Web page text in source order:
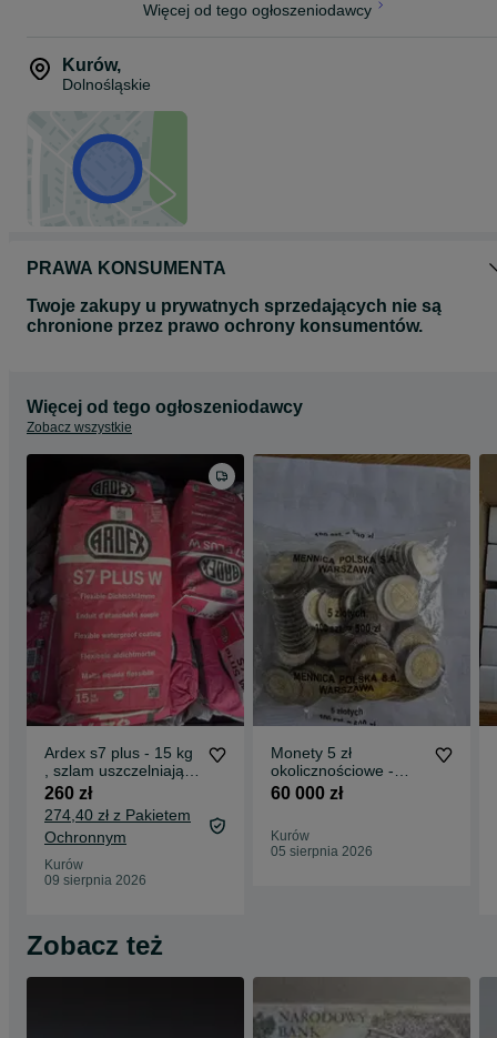
Więcej od tego ogłoszeniodawcy
Kurów,
Dolnośląskie
PRAWA KONSUMENTA
Twoje zakupy u prywatnych sprzedających nie są
chronione przez prawo ochrony konsumentów.
Więcej od tego ogłoszeniodawcy
Zobacz wszystkie
Ardex s7 plus - 15 kg
, szlam uszczelniający
- bialy
260 zł
274,40 zł z Pakietem
Ochronnym
Kurów
09 sierpnia 2026
Monety 5 zł
okolicznościowe -
komplet 22
60 000 zł
Kurów
05 sierpnia 2026
Zobacz też